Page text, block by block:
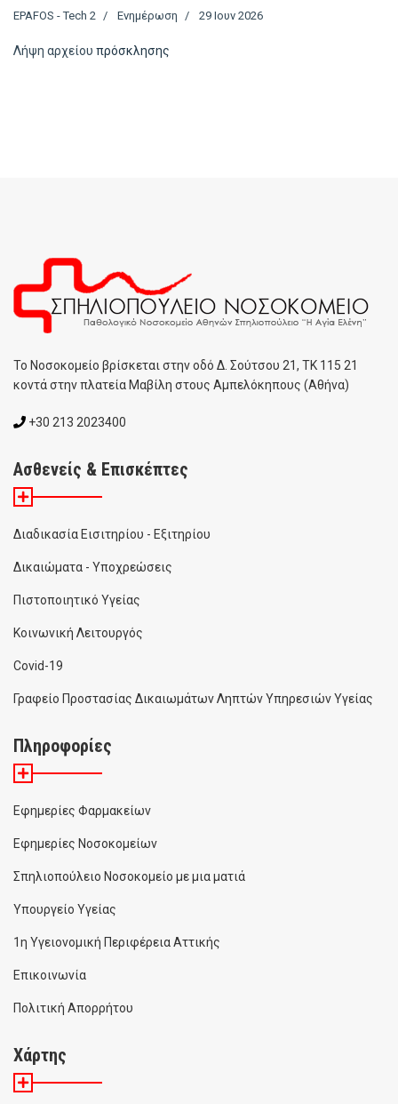
EPAFOS - Tech 2 Ενημέρωση 29 Ιουν 2026
Λήψη αρχείου πρόσκλησης
To Noσοκομείο βρίσκεται στην οδό Δ. Σούτσου 21, ΤΚ 115 21
κοντά στην πλατεία Μαβίλη στους Αμπελόκηπους (Αθήνα)
+30 213 2023400
Ασθενείς & Επισκέπτες
Διαδικασία Εισιτηρίου - Εξιτηρίου
Δικαιώματα - Υποχρεώσεις
Πιστοποιητικό Υγείας
Κοινωνική Λειτουργός
Covid-19
Γραφείο Προστασίας Δικαιωμάτων Ληπτών Υπηρεσιών Υγείας
Πληροφορίες
Εφημερίες Φαρμακείων
Εφημερίες Νοσοκομείων
Σπηλιοπούλειο Νοσοκομείο με μια ματιά
Υπουργείο Υγείας
1η Υγειονομική Περιφέρεια Αττικής
Επικοινωνία
Πολιτική Απορρήτου
Χάρτης